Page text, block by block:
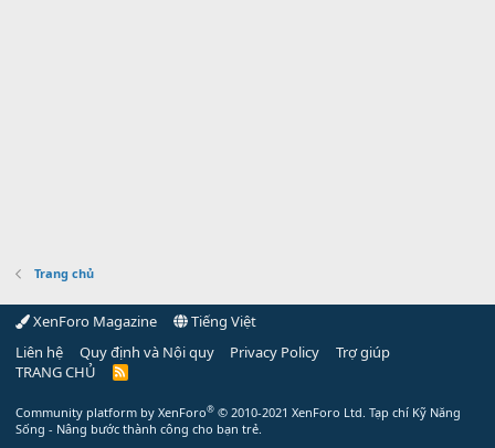
Trang chủ
XenForo Magazine
Tiếng Việt
Liên hệ
Quy định và Nội quy Privacy Policy
Trợ giúp
TRANG CHỦ
R
Community platform by XenForo® © 2010-2021 XenForo Ltd. Tạp chí Kỹ Năng
Sống - Nâng bước thành công cho bạn trẻ.